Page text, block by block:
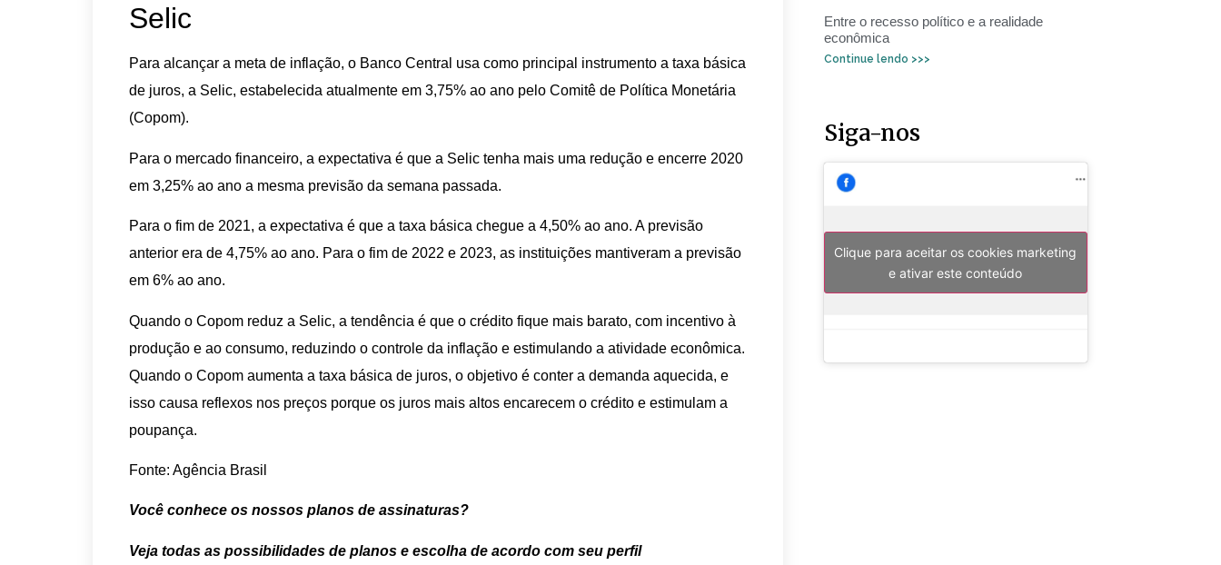
Selic
Para alcançar a meta de inflação, o Banco Central usa como principal instrumento a taxa básica
de juros, a Selic, estabelecida atualmente em 3,75% ao ano pelo Comitê de Política Monetária
(Copom).
Para o mercado financeiro, a expectativa é que a Selic tenha mais uma redução e encerre 2020
em 3,25% ao ano a mesma previsão da semana passada.
Para o fim de 2021, a expectativa é que a taxa básica chegue a 4,50% ao ano. A previsão
anterior era de 4,75% ao ano. Para o fim de 2022 e 2023, as instituições mantiveram a previsão
em 6% ao ano.
Quando o Copom reduz a Selic, a tendência é que o crédito fique mais barato, com incentivo à
produção e ao consumo, reduzindo o controle da inflação e estimulando a atividade econômica.
Quando o Copom aumenta a taxa básica de juros, o objetivo é conter a demanda aquecida, e
isso causa reflexos nos preços porque os juros mais altos encarecem o crédito e estimulam a
poupança.
Fonte: Agência Brasil
Você conhece os nossos planos de assinaturas?
Veja todas as possibilidades de planos e escolha de acordo com seu perfil
Entre o recesso político e a realidade
econômica
Continue lendo >>>
Siga-nos
Clique para aceitar os cookies marketing
e ativar este conteúdo